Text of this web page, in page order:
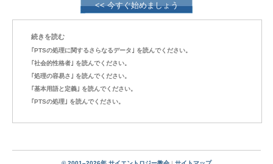
<< 今すぐ始めましょう
続きを読む
｢PTSの処理に関するさらなるデータ｣ を読んでください。
｢社会的性格者｣ を読んでください。
｢処理の容易さ｣ を読んでください。
｢基本用語と定義｣ を読んでください。
｢PTSの処理｣ を読んでください。